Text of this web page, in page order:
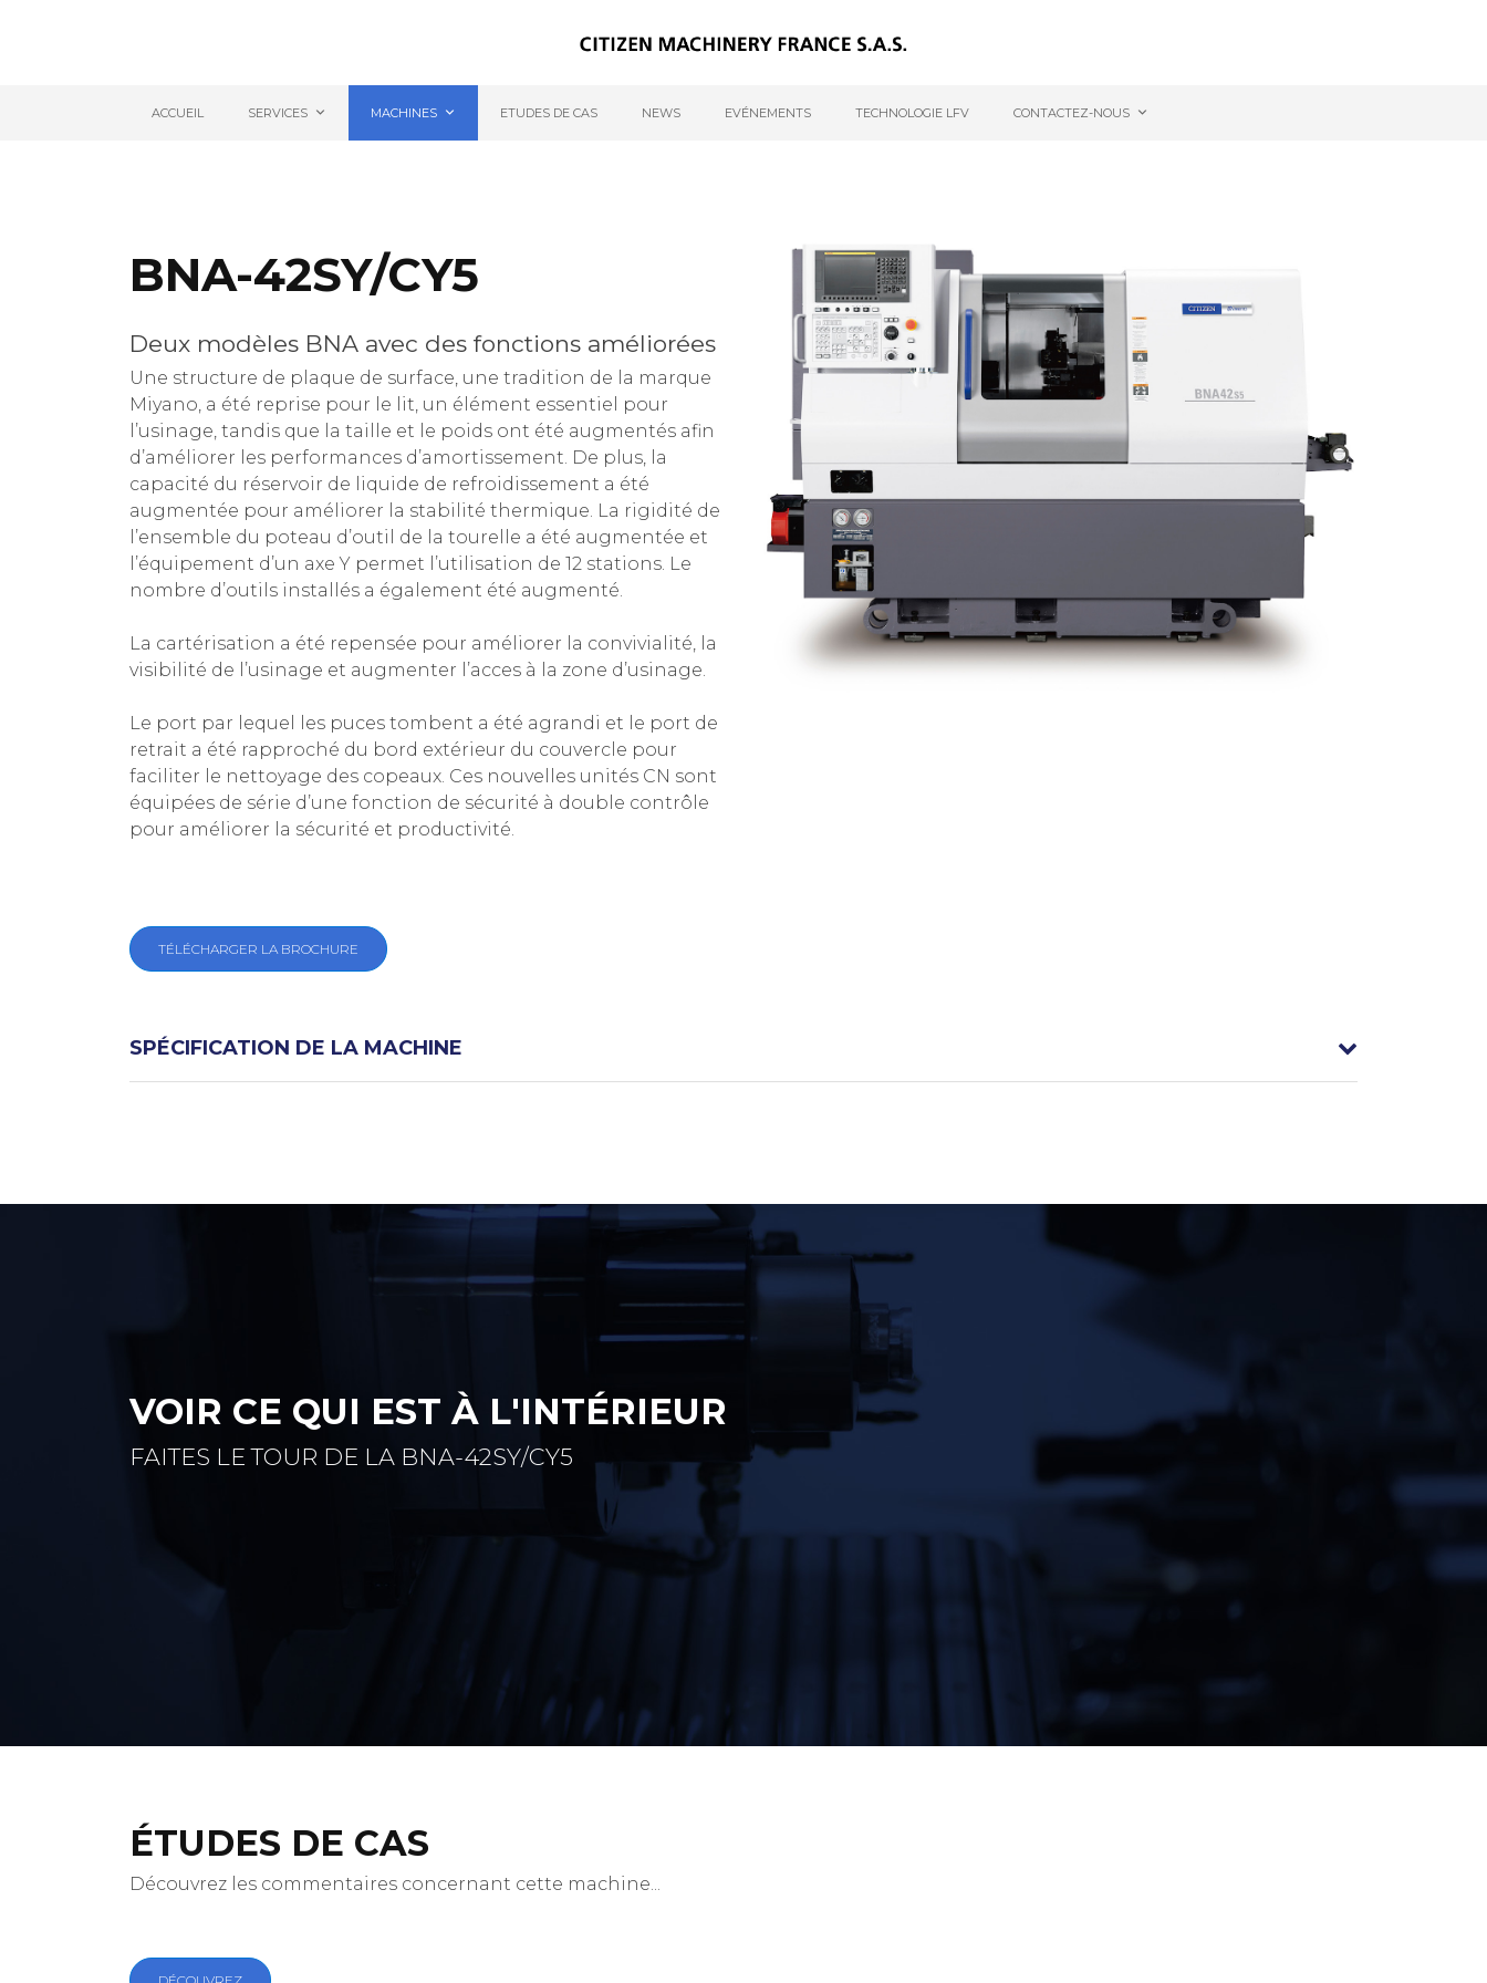
ACCUEIL SERVICES MACHINES ETUDES DE CAS NEWS EVÉNEMENTS TECHNOLOGIE LFV CONTACTEZ-NOUS
BNA-42SY/CY5
Deux modèles BNA avec des fonctions améliorées
Une structure de plaque de surface, une tradition de la marque
Miyano, a été reprise pour le lit, un élément essentiel pour
l’usinage, tandis que la taille et le poids ont été augmentés afin
d’améliorer les performances d’amortissement. De plus, la
capacité du réservoir de liquide de refroidissement a été
augmentée pour améliorer la stabilité thermique. La rigidité de
l’ensemble du poteau d’outil de la tourelle a été augmentée et
l’équipement d’un axe Y permet l’utilisation de 12 stations. Le
nombre d’outils installés a également été augmenté.
La cartérisation a été repensée pour améliorer la convivialité, la
visibilité de l’usinage et augmenter l’acces à la zone d’usinage.
Le port par lequel les puces tombent a été agrandi et le port de
retrait a été rapproché du bord extérieur du couvercle pour
faciliter le nettoyage des copeaux. Ces nouvelles unités CN sont
équipées de série d’une fonction de sécurité à double contrôle
pour améliorer la sécurité et productivité.
TÉLÉCHARGER LA BROCHURE
SPÉCIFICATION DE LA MACHINE
VOIR CE QUI EST À L'INTÉRIEUR
FAITES LE TOUR DE LA BNA-42SY/CY5
ÉTUDES DE CAS
Découvrez les commentaires concernant cette machine...